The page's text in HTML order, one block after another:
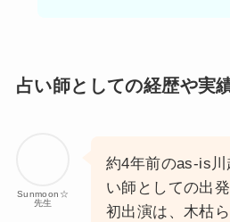
占い師としての経歴や実
Sunmoon☆
先生
約4年前のas-is
い師としての出発
初出演は、木枯